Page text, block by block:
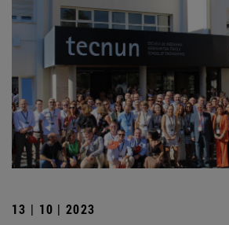
13 | 10 | 2023